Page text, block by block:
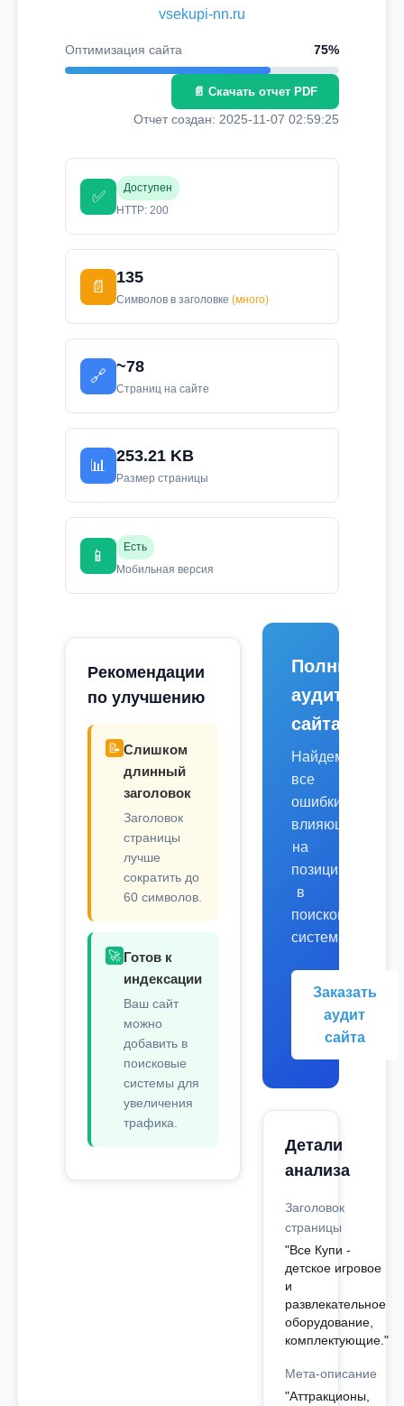
vsekupi-nn.ru
Оптимизация сайта 75%
📄 Скачать отчет PDF
Отчет создан: 2025-11-07 02:59:25
✅
Доступен
HTTP: 200
📄
135
Символов в заголовке (много)
🔗
~78
Страниц на сайте
📊
253.21 KB
Размер страницы
📱
Есть
Мобильная версия
Рекомендации
по улучшению
📝 Слишком
длинный
заголовок
Заголовок
страницы
лучше
сократить до
60 символов.
🚀 Готов к
индексации
Ваш сайт
можно
добавить в
поисковые
системы для
увеличения
трафика.
Полный
аудит
сайта
Найдем
все
ошибки,
влияющие
на
позиции
в
поисковых
системах.
Заказать
аудит
сайта
Детали
анализа
Заголовок
страницы
"Все Купи -
детское игровое
и
развлекательное
оборудование,
комплектующие."
Мета-описание
"Аттракционы,